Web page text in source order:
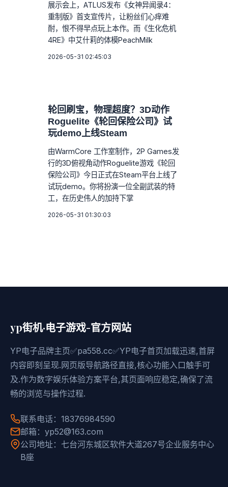
展示会上，ATLUS发布《女神异闻录4：
重制版》首支宣传片，让粉丝们心痒难
耐，恨不得早点玩上本作。而《生化危机
4RE》中艾什莉的体模PeachMilk
2026-05-31 02:45:03
轮回刷宝，物理超度？3D动作
Roguelite《轮回保险公司》试
玩demo上线Steam
由WarmCore 工作室制作，2P Games发
行的3D俯视角动作Roguelite游戏《轮回
保险公司》今日正式在Steam平台上线了
试玩demo。你将扮演一位全副武装的特
工，在历史伟人的加持下掌
2026-05-31 01:30:03
yp街机·电子游戏-官方网站
YP电子品牌主页✅pa558.cc✅YP电子首页加载迅速,首屏
内容即刻呈现.网页版导航路径直接,核心功能入口触手可
及.作为数字娱乐体验方案平台,其页面响应稳定,确保了流
畅的浏览与操作过程.
联系电话：18376984590
邮箱：yp52@163.com
公司地址：七台河东城区软件大道267号企业服务中心
B座